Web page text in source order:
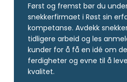
Først og fremst bør du
snekkerfirmaet i Røst sin
kompetanse. Avdekk
tidligere arbeid og les
kunder for å få en idé om
ferdigheter og evne til å
kvalitet.